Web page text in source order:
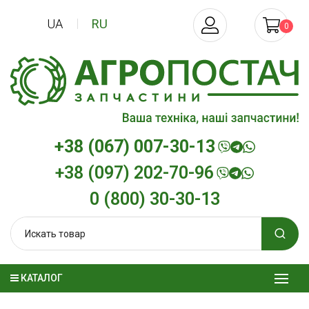
+38 (067) 007-30-13
+38 (097) 202-70-96
0 (800) 30-30-13
UA RU 0
КАТАЛОГ